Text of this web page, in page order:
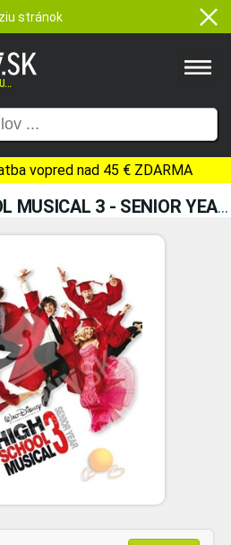
stránok
vopred nad 45 € ZDARMA
YEAR (ORIGINAL MOTION PICTURE SOUNDTRACK)